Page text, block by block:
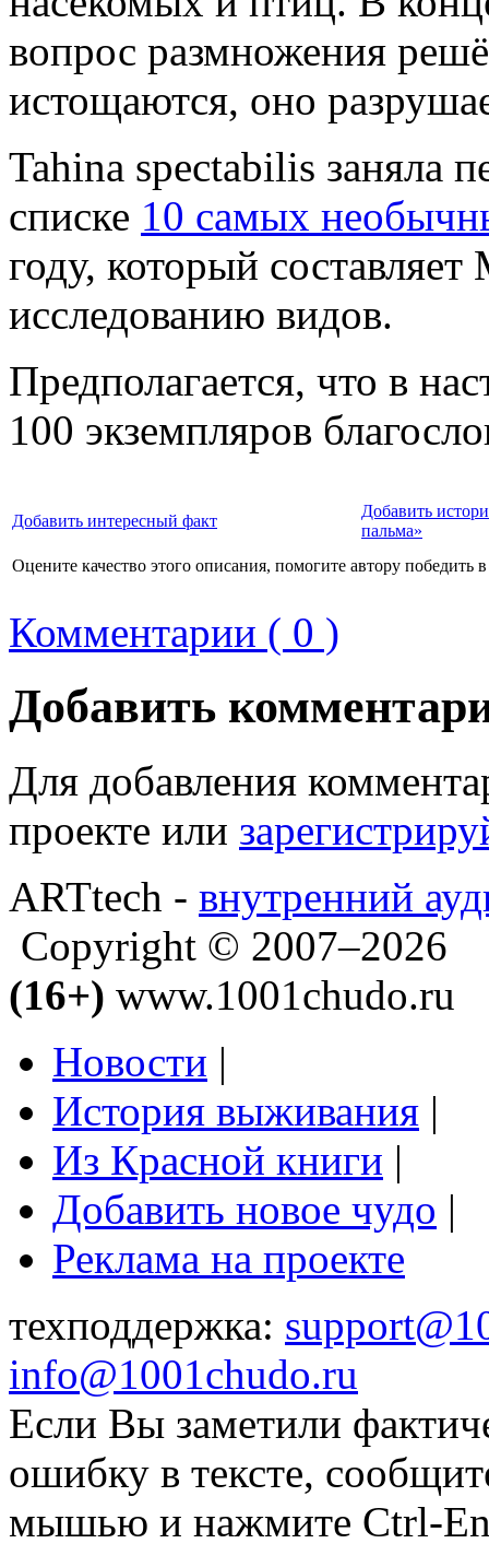
вопрос размножения
истощаются, оно
Tahina spectabilis заняла
списке 10 самых
году, который
исследованию видов.
Предполагается, что в
100 экземпляров
Добавить интересный факт
Добавить
пальма»
Оцените качество этого описания, помогите автору победить
Комментарии ( 0 )
Добавить
Для добавления
проекте или
ARTtech - внутренний
Copyright © 2007–2026
(16+) www.1001chudo.ru
Новости |
История выживания |
Из Красной книги |
Добавить новое чудо |
Реклама на проекте
техподдержка:
info@1001chudo.ru
Если Вы заметили
ошибку в тексте,
мышью и нажмите Ctrl-